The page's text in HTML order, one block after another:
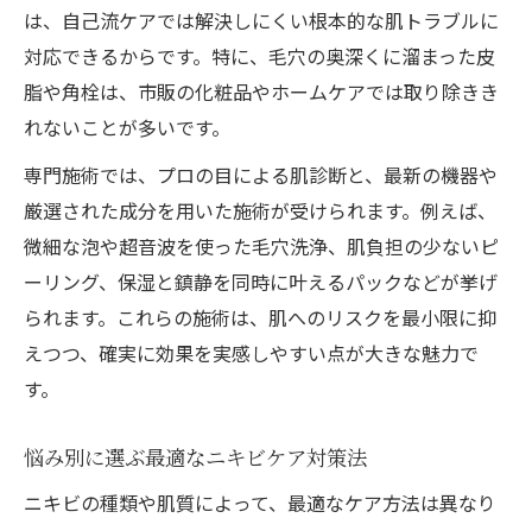
は、自己流ケアでは解決しにくい根本的な肌トラブルに
対応できるからです。特に、毛穴の奥深くに溜まった皮
脂や角栓は、市販の化粧品やホームケアでは取り除きき
れないことが多いです。
専門施術では、プロの目による肌診断と、最新の機器や
厳選された成分を用いた施術が受けられます。例えば、
微細な泡や超音波を使った毛穴洗浄、肌負担の少ないピ
ーリング、保湿と鎮静を同時に叶えるパックなどが挙げ
られます。これらの施術は、肌へのリスクを最小限に抑
えつつ、確実に効果を実感しやすい点が大きな魅力で
す。
悩み別に選ぶ最適なニキビケア対策法
ニキビの種類や肌質によって、最適なケア方法は異なり